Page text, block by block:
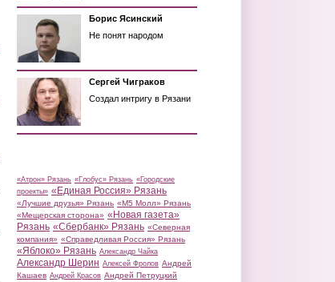
Борис Ясинский
Не понят народом
Сергей Чиграков
Создал интригу в Рязани
«Атрон» Рязань «Глобус» Рязань «Городские
проекты» «Единая Россия» Рязань
«Лучшие друзья» Рязань «М5 Молл» Рязань
«Мещерская сторона» «Новая газета»
Рязань «Сбербанк» Рязань «Северная
компания» «Справедливая Россия» Рязань
«Яблоко» Рязань Александр Чайка
Александр Шерин Алексей Фролов Андрей
Кашаев Андрей Красов Андрей Петруцкий